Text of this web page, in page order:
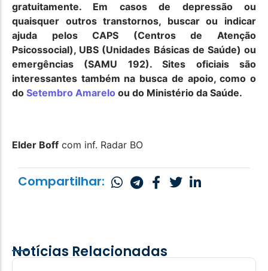
gratuitamente. Em casos de depressão ou
quaisquer outros transtornos, buscar ou indicar
ajuda pelos CAPS (Centros de Atenção
Psicossocial), UBS (Unidades Básicas de Saúde) ou
emergências (SAMU 192). Sites oficiais são
interessantes também na busca de apoio, como o
do Setembro Amarelo ou do Ministério da Saúde.
Elder Boff com inf. Radar BO
Compartilhar:
Notícias Relacionadas